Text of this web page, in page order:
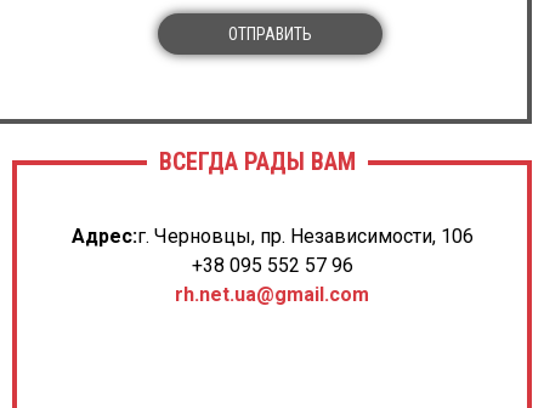
ОТПРАВИТЬ
ВСЕГДА РАДЫ ВАМ
Адрес:г. Черновцы, пр. Независимости, 106
+38 095 552 57 96
rh.net.ua@gmail.com